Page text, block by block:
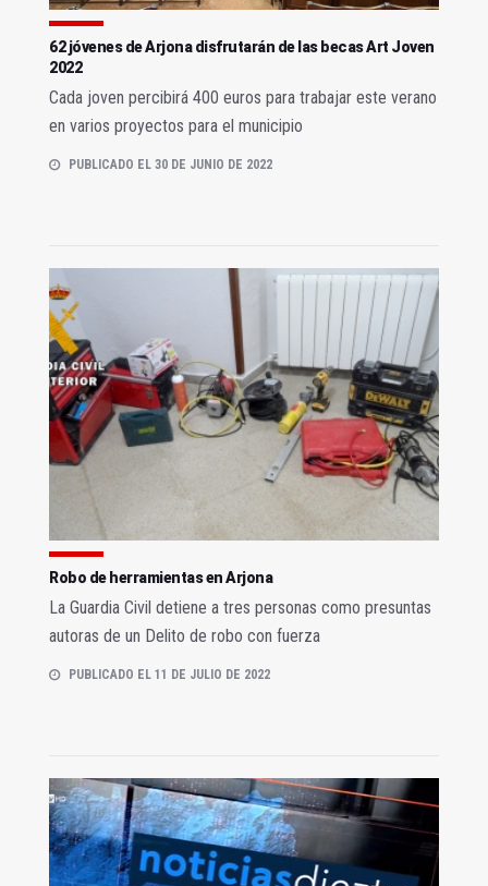
62 jóvenes de Arjona disfrutarán de las becas Art Joven
2022
Cada joven percibirá 400 euros para trabajar este verano
en varios proyectos para el municipio
PUBLICADO EL 30 DE JUNIO DE 2022
Robo de herramientas en Arjona
La Guardia Civil detiene a tres personas como presuntas
autoras de un Delito de robo con fuerza
PUBLICADO EL 11 DE JULIO DE 2022